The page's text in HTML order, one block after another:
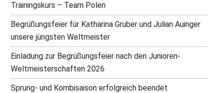
Trainingskurs – Team Polen
Begrüßungsfeier für Katharina Gruber und Julian Auinger
unsere jüngsten Weltmeister
Einladung zur Begrüßungsfeier nach den Junioren-
Weltmeisterschaften 2026
Sprung- und Kombisaison erfolgreich beendet